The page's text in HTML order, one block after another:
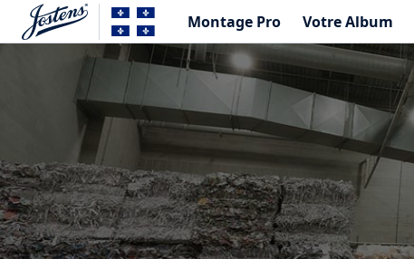
Montage Pro Votre Album